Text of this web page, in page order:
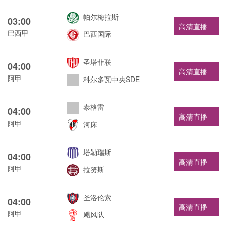
03:00
巴西甲
帕尔梅拉斯
巴西国际
高清直播
04:00
阿甲
圣塔菲联
科尔多瓦中央SDE
高清直播
04:00
阿甲
泰格雷
河床
高清直播
04:00
阿甲
塔勒瑞斯
拉努斯
高清直播
04:00
阿甲
圣洛伦索
飓风队
高清直播